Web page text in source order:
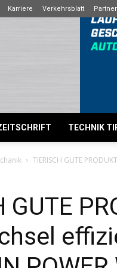
Karriere Verkehrsblatt Partner
TECHNIK
TIERISCH GUTE
GUTE